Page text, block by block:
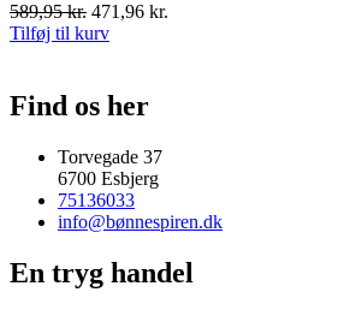
589,95kr. 471,96 kr.
Tilføj til kurv
Find os her
Torvegade 37
6700 Esbjerg
75136033
info@bønnespiren.dk
En tryg handel